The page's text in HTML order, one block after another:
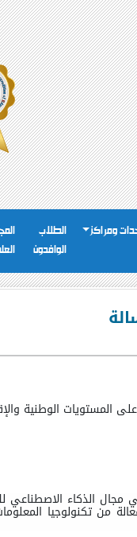
ومراكز
الطلاب
الوافدون
الوطنية
الذكاء الاصطناعي
من تكنولوجيا